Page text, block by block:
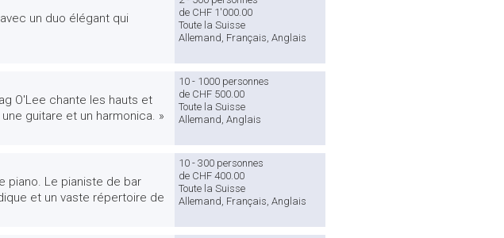
un duo élégant qui
de CHF 1'000.00
Toute la Suisse
Allemand, Français, Anglais
O'Lee chante les hauts et
guitare et un harmonica. »
10 - 1000 personnes
de CHF 500.00
Toute la Suisse
Allemand, Anglais
piano. Le pianiste de bar
et un vaste répertoire de
10 - 300 personnes
de CHF 400.00
Toute la Suisse
Allemand, Français, Anglais